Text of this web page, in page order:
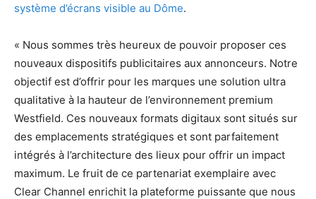
système d’écrans visible au Dôme.
« Nous sommes très heureux de pouvoir proposer ces
nouveaux dispositifs publicitaires aux annonceurs. Notre
objectif est d’offrir pour les marques une solution ultra
qualitative à la hauteur de l’environnement premium
Westfield. Ces nouveaux formats digitaux sont situés sur
des emplacements stratégiques et sont parfaitement
intégrés à l’architecture des lieux pour offrir un impact
maximum. Le fruit de ce partenariat exemplaire avec
Clear Channel enrichit la plateforme puissante que nous